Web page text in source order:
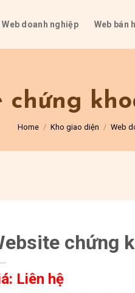
Web doanh nghiệp Web bán
chứng
Home / Kho giao diện / Web
chứng
Liên hệ